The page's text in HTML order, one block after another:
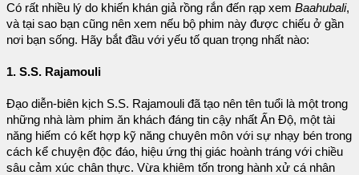
Có rất nhiều lý do khiến khán giả rồng rắn đến rạp xem Baahubali,
và tại sao bạn cũng nên xem nếu bộ phim này được chiếu ở gần
nơi bạn sống. Hãy bắt đầu với yếu tố quan trọng nhất nào:
1. S.S. Rajamouli
Đạo diễn-biên kịch S.S. Rajamouli đã tạo nên tên tuổi là một trong
những nhà làm phim ăn khách đáng tin cậy nhất Ấn Độ, một tài
năng hiếm có kết hợp kỹ năng chuyên môn với sự nhạy bén trong
cách kể chuyện độc đáo, hiệu ứng thị giác hoành tráng với chiều
sâu cảm xúc chân thực. Vừa khiêm tốn trong hành xử cá nhân